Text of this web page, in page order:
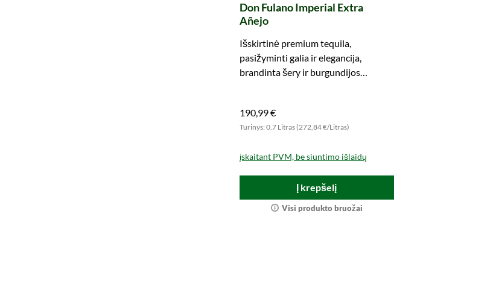
Don Fulano Imperial Extra
Añejo
Išskirtinė premium tequila,
pasižyminti galia ir elegancija,
brandinta šery ir burgundijos
190,99 €
Turinys: 0.7 Litras (272,84 €/Litras)
įskaitant PVM, be siuntimo išlaidų
Į krepšelį
Visi produkto bruožai